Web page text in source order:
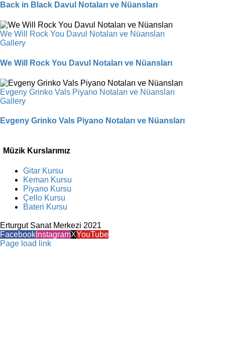
Back in Black Davul Notaları ve Nüansları
We Will Rock You Davul Notaları ve Nüansları
Gallery
We Will Rock You Davul Notaları ve Nüansları
Evgeny Grinko Vals Piyano Notaları ve Nüansları
Gallery
Evgeny Grinko Vals Piyano Notaları ve Nüansları
Müzik Kurslarımız
Gitar Kursu
Keman Kursu
Piyano Kursu
Çello Kursu
Bateri Kursu
Erturgut Sanat Merkezi 2021
Facebook InstagramXYouTube
Page load link